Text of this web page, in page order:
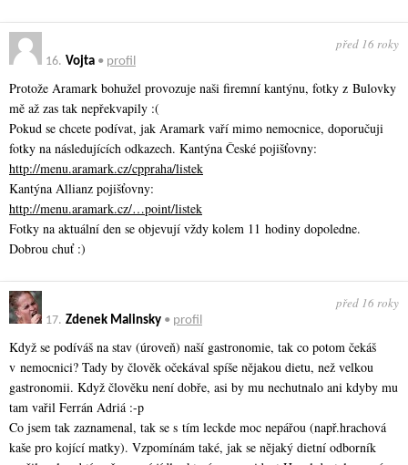
16. Vojta • profil
před 16 roky
Protože Aramark bohužel provozuje naši firemní kantýnu, fotky z Bulovky
mě až zas tak nepřekvapily :(
Pokud se chcete podívat, jak Aramark vaří mimo nemocnice, doporučuji
fotky na následujících odkazech. Kantýna České pojišťovny:
http://menu.aramark.cz/cppraha/listek
Kantýna Allianz pojišťovny:
http://menu.aramark.cz/…point/listek
Fotky na aktuální den se objevují vždy kolem 11 hodiny dopoledne.
Dobrou chuť :)
17. Zdenek Malinsky • profil
před 16 roky
Když se podíváš na stav (úroveň) naší gastronomie, tak co potom čekáš
v nemocnici? Tady by člověk očekával spíše nějakou dietu, než velkou
gastronomii. Když člověku není dobře, asi by mu nechutnalo ani kdyby mu
tam vařil Ferrán Adriá :-p
Co jsem tak zaznamenal, tak se s tím leckde moc nepářou (např.hrachová
kaše pro kojící matky). Vzpomínám také, jak se nějaký dietní odborník